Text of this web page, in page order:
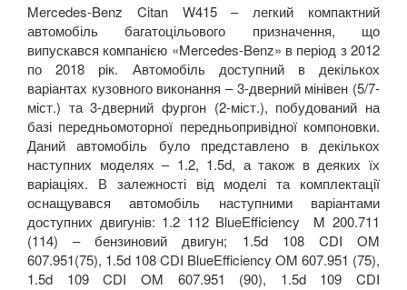
Mercedes-Benz Citan W415 – легкий компактний
автомобіль багатоцільового призначення, що
випускався компанією «Mercedes-Benz» в період з 2012
по 2018 рік. Автомобіль доступний в декількох
варіантах кузовного виконання – 3-дверний мінівен (5/7-
міст.) та 3-дверний фургон (2-міст.), побудований на
базі передньомоторної передньопривідної компоновки.
Даний автомобіль було представлено в декількох
наступних моделях – 1.2, 1.5d, а також в деяких їх
варіаціях. В залежності від моделі та комплектації
оснащувався автомобіль наступними варіантами
доступних двигунів: 1.2 112 BlueEfficiency M 200.711
(114) – бензиновий двигун; 1.5d108 CDI
OM
607.951(75), 1.5d 108CDI BlueEfficiency OM 607.951 (75),
1.5d 109CDI OM 607.951 (90), 1.5d109 CDI